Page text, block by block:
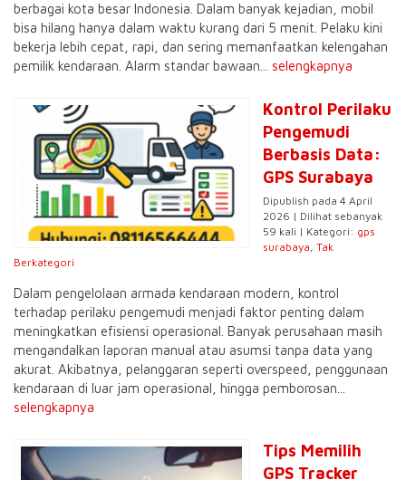
berbagai kota besar Indonesia. Dalam banyak kejadian, mobil
bisa hilang hanya dalam waktu kurang dari 5 menit. Pelaku kini
bekerja lebih cepat, rapi, dan sering memanfaatkan kelengahan
pemilik kendaraan. Alarm standar bawaan... selengkapnya
Kontrol Perilaku
Pengemudi
Berbasis Data:
GPS Surabaya
Dipublish pada 4 April
2026 | Dilihat sebanyak
59 kali | Kategori: gps
surabaya, Tak
Berkategori
Dalam pengelolaan armada kendaraan modern, kontrol
terhadap perilaku pengemudi menjadi faktor penting dalam
meningkatkan efisiensi operasional. Banyak perusahaan masih
mengandalkan laporan manual atau asumsi tanpa data yang
akurat. Akibatnya, pelanggaran seperti overspeed, penggunaan
kendaraan di luar jam operasional, hingga pemborosan...
selengkapnya
Tips Memilih
GPS Tracker